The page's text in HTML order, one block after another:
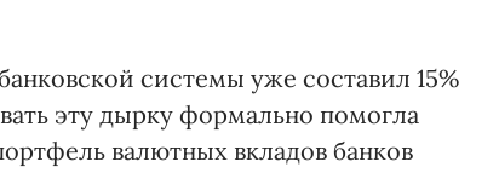
системы уже составил 15%
эту дырку формально помогла
валютных вкладов банков